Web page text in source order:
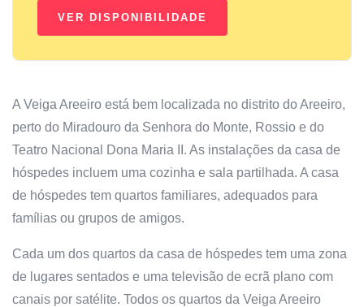
A Veiga Areeiro está bem localizada no distrito do Areeiro,
perto do Miradouro da Senhora do Monte, Rossio e do
Teatro Nacional Dona Maria II. As instalações da casa de
hóspedes incluem uma cozinha e sala partilhada. A casa
de hóspedes tem quartos familiares, adequados para
famílias ou grupos de amigos.
Cada um dos quartos da casa de hóspedes tem uma zona
de lugares sentados e uma televisão de ecrã plano com
canais por satélite. Todos os quartos da Veiga Areeiro